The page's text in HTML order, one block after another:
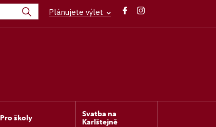
Plánujete výlet
Pro školy
Svatba na
Karlštejně